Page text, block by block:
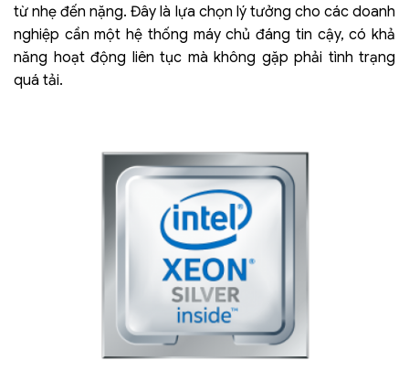
từ nhẹ đến nặng. Đây là lựa chọn lý tưởng cho các doanh
nghiệp cần một hệ thống máy chủ đáng tin cậy, có khả
năng hoạt động liên tục mà không gặp phải tình trạng
quá tải.